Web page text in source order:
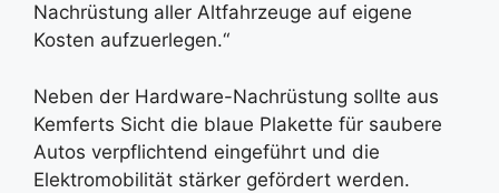
Nachrüstung aller Altfahrzeuge auf eigene
Kosten aufzuerlegen.“
Neben der Hardware-Nachrüstung sollte aus
Kemferts Sicht die blaue Plakette für saubere
Autos verpflichtend eingeführt und die
Elektromobilität stärker gefördert werden.